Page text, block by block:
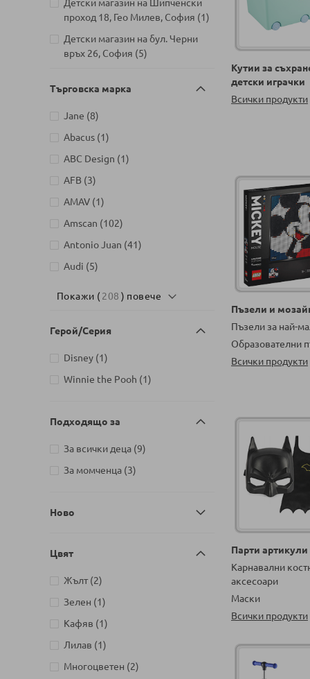
Кутии за
детски играчки
Всички продукти
Пъзели и
Пъзели за най-
Образователни
Всички продукти
Парти артикули
Карнавални
аксесоари
Маски
Всички продукти
Детски магазин на Шипченски
проход 18, Гео Милев, София
1
артикул
Детски магазин на бул. Черни
връх 26, София
5
артикули
Йерусалим, бл. 47В, жк. Младост
Митрополит Андрей №31,
Търговище
2
артикули
Търговска марка
Jane 8
артикули
Abacus 1
артикул
ABC Design
1
артикул
AFB 3
артикули
AMAV 1
артикул
Amscan
102
артикули
Antonio Juan 41
артикули
Audi
5
артикули
Baby`s Only
Babyhome
BabyOno
145
артикули
артикул
Brand Comfort Aid
BRICK
12
артикули
18
артикули
Bubble Pops
1
артикул
Покажи (208 ) повече
Герой/Серия
Disney 1
артикул
Winnie the Pooh
1
артикул
Подходящо за
За всички деца 9
артикули
За момченца 3
артикули
Ново
Цвят
Жълт 2
артикули
Зелен
1
артикул
Кафяв
1
артикул
Лилав
1
артикул
Многоцветен
2
артикули